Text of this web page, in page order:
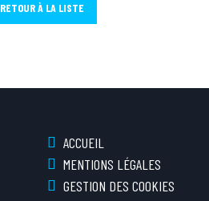
RETOUR À LA LISTE
ACCUEIL
MENTIONS LÉGALES
GESTION DES COOKIES